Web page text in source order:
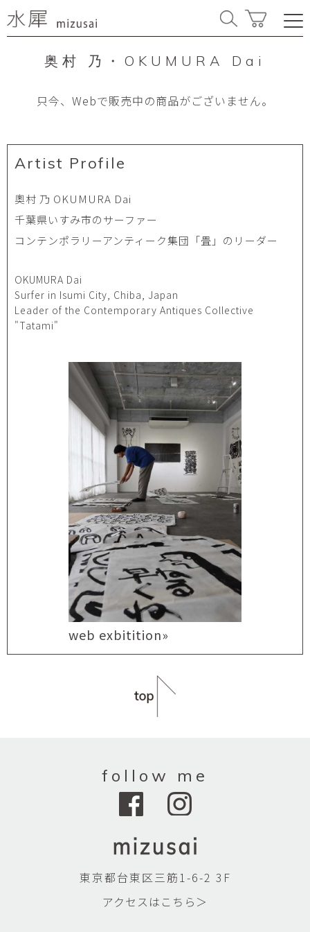
奥村 乃・OKUMURA Dai
只今、Webで販売中の商品がございません。
Artist Profile
奧村 乃 OKUMURA Dai
千葉県いすみ市のサーファー
コンテンポラリーアンティーク集団「畳」のリーダー
OKUMURA Dai
Surfer in Isumi City, Chiba, Japan
Leader of the Contemporary Antiques Collective
"Tatami"
web exbitition»
follow me
東京都台東区三筋1-6-2 3F
アクセスはこちら＞